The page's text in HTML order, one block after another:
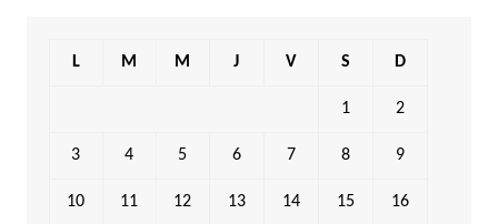
L M M J V S D
1 2
3 4 5 6 7 8 9
10 11 12 13 14 15 16